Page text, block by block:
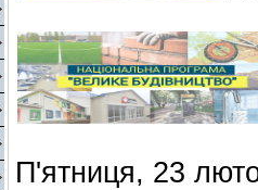
П'ятниця, 23